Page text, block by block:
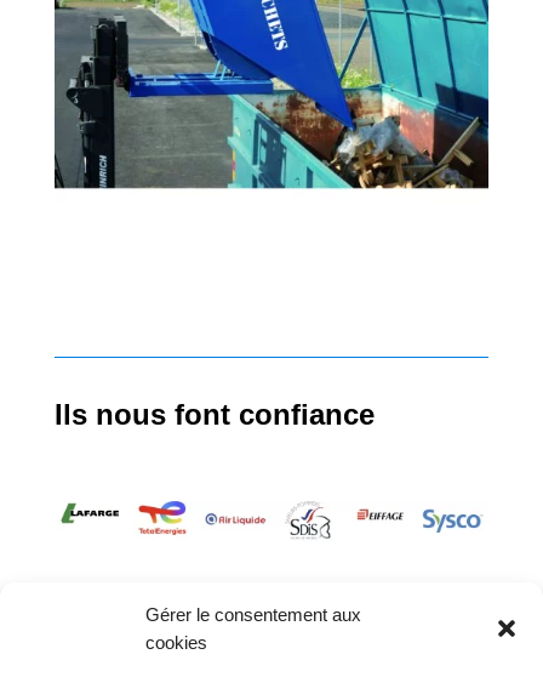
Gérer le consentement aux
cookies
Ils nous font confiance